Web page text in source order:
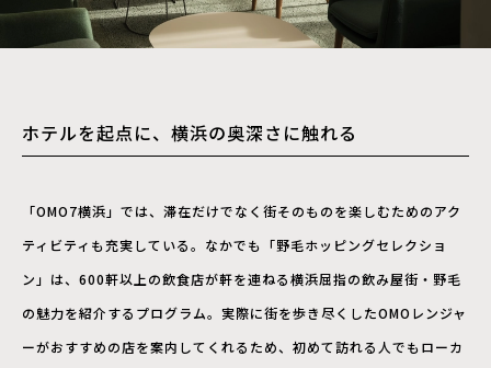
ホテルを起点に、横浜の奥深さに触れる
「OMO7横浜」では、滞在だけでなく街そのものを楽しむためのアク
ティビティも充実している。なかでも「野毛ホッピングセレクショ
ン」は、600軒以上の飲食店が軒を連ねる横浜屈指の飲み屋街・野毛
の魅力を紹介するプログラム。実際に街を歩き尽くしたOMOレンジャ
ーがおすすめの店を案内してくれるため、初めて訪れる人でもローカ